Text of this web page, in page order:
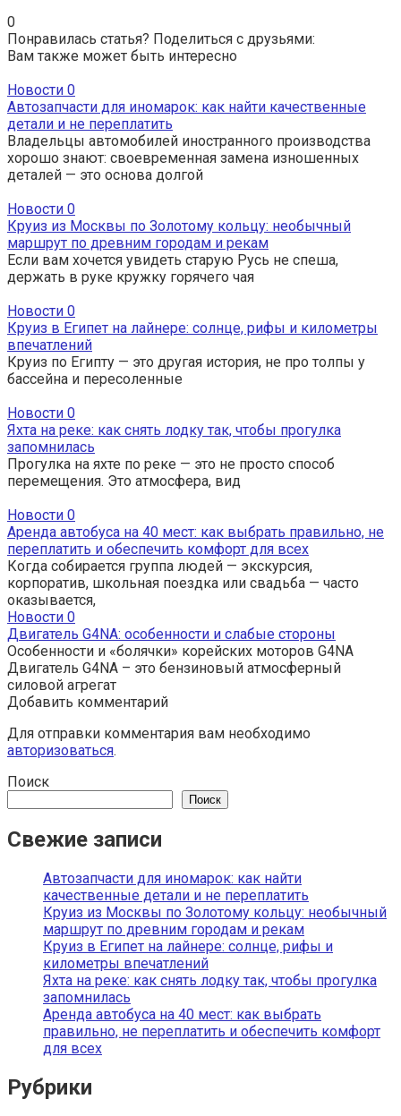
0
Понравилась статья? Поделиться с друзьями:
Вам также может быть интересно
Новости 0
Автозапчасти для иномарок: как найти качественные
детали и не переплатить
Владельцы автомобилей иностранного производства
хорошо знают: своевременная замена изношенных
деталей — это основа долгой
Новости 0
Круиз из Москвы по Золотому кольцу: необычный
маршрут по древним городам и рекам
Если вам хочется увидеть старую Русь не спеша,
держать в руке кружку горячего чая
Новости 0
Круиз в Египет на лайнере: солнце, рифы и километры
впечатлений
Круиз по Египту — это другая история, не про толпы у
бассейна и пересоленные
Новости 0
Яхта на реке: как снять лодку так, чтобы прогулка
запомнилась
Прогулка на яхте по реке — это не просто способ
перемещения. Это атмосфера, вид
Новости 0
Аренда автобуса на 40 мест: как выбрать правильно, не
переплатить и обеспечить комфорт для всех
Когда собирается группа людей — экскурсия,
корпоратив, школьная поездка или свадьба — часто
оказывается,
Новости 0
Двигатель G4NA: особенности и слабые стороны
Особенности и «болячки» корейских моторов G4NA
Двигатель G4NA – это бензиновый атмосферный
силовой агрегат
Добавить комментарий
Для отправки комментария вам необходимо
авторизоваться.
Поиск
Поиск
Свежие записи
Автозапчасти для иномарок: как найти
качественные детали и не переплатить
Круиз из Москвы по Золотому кольцу: необычный
маршрут по древним городам и рекам
Круиз в Египет на лайнере: солнце, рифы и
километры впечатлений
Яхта на реке: как снять лодку так, чтобы прогулка
запомнилась
Аренда автобуса на 40 мест: как выбрать
правильно, не переплатить и обеспечить комфорт
для всех
Рубрики